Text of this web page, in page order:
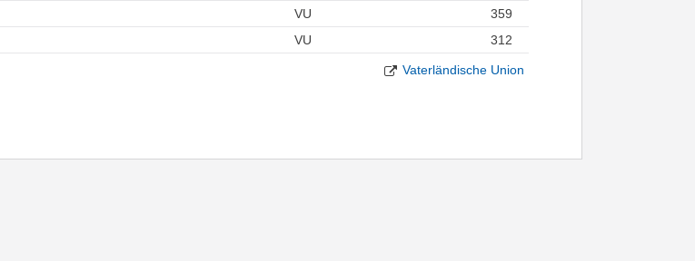
VU
359
VU 312
Vaterländische Union